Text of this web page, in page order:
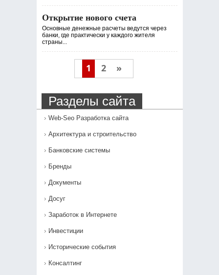
Открытие нового счета
Основные денежные расчеты ведутся через
банки, где практически у каждого жителя
страны...
1 2 »
Разделы сайта
Web-Seo Разработка сайта
Архитектура и строительство
Банковские системы
Бренды
Документы
Досуг
Заработок в Интернете
Инвестиции
Исторические события
Консалтинг